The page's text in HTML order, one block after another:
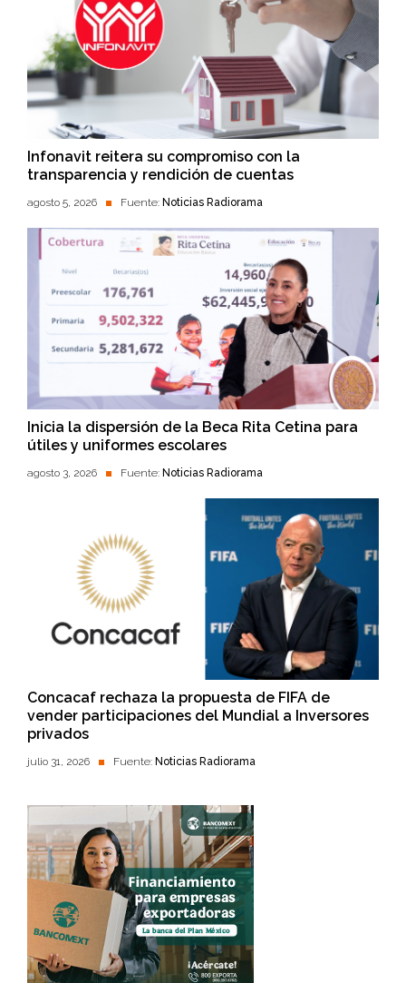
Infonavit reitera su compromiso con la
transparencia y rendición de cuentas
agosto 5, 2026 Fuente: Noticias Radiorama
Inicia la dispersión de la Beca Rita Cetina para
útiles y uniformes escolares
agosto 3, 2026 Fuente: Noticias Radiorama
Concacaf rechaza la propuesta de FIFA de
vender participaciones del Mundial a Inversores
privados
julio 31, 2026 Fuente: Noticias Radiorama